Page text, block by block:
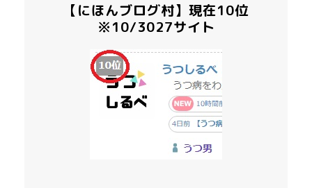
【にほんブログ村】現在10位
※10/3027サイト